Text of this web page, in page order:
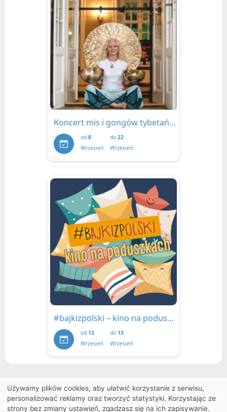
Koncert mis i gongów tybetańskich | 8 września 2026
od 8
Wrzesień
do 22
Wrzesień
#bajkizpolski – kino na poduszkach
od 13
Wrzesień
do 13
Wrzesień
Używamy plików cookies, aby ułatwić korzystanie z serwisu,
personalizować reklamy oraz tworzyć statystyki. Korzystając ze
strony bez zmiany ustawień, zgadzasz się na ich zapisywanie.